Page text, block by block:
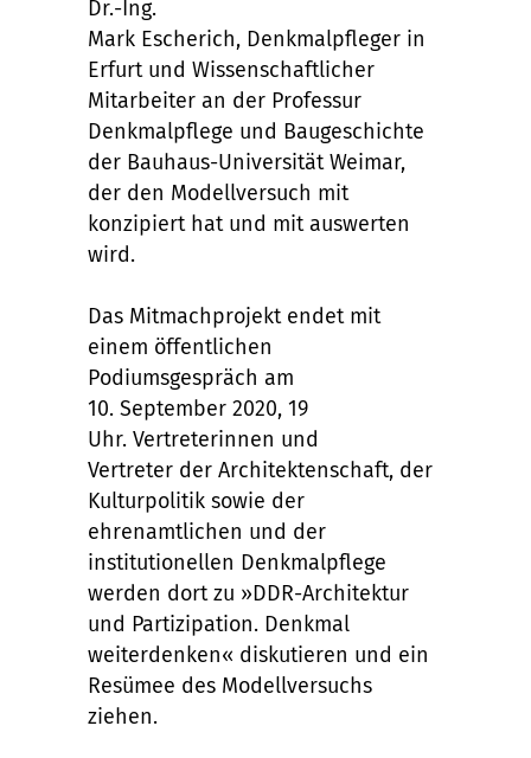
Dr.-Ing.
Mark Escherich, Denkmalpfleger in
Erfurt und Wissenschaftlicher
Mitarbeiter an der Professur
Denkmalpflege und Baugeschichte
der Bauhaus-Universität Weimar,
der den Modellversuch mit
konzipiert hat und mit auswerten
wird.
Das Mitmachprojekt endet mit
einem öffentlichen
Podiumsgespräch am
10. September 2020, 19
Uhr. Vertreterinnen und
Vertreter der Architektenschaft, der
Kulturpolitik sowie der
ehrenamtlichen und der
institutionellen Denkmalpflege
werden dortzu »DDR-Architektur
und Partizipation. Denkmal
weiterdenken« diskutieren und ein
Resümee des Modellversuchs
ziehen.